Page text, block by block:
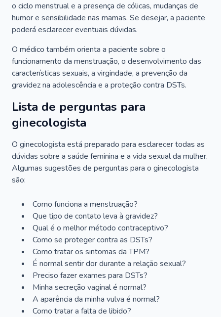
o ciclo menstrual e a presença de cólicas, mudanças de
humor e sensibilidade nas mamas. Se desejar, a paciente
poderá esclarecer eventuais dúvidas.
O médico também orienta a paciente sobre o
funcionamento da menstruação, o desenvolvimento das
características sexuais, a virgindade, a prevenção da
gravidez na adolescência e a proteção contra DSTs.
Lista de perguntas para
ginecologista
O ginecologista está preparado para esclarecer todas as
dúvidas sobre a saúde feminina e a vida sexual da mulher.
Algumas sugestões de perguntas para o ginecologista
são:
Como funciona a menstruação?
Que tipo de contato leva à gravidez?
Qual é o melhor método contraceptivo?
Como se proteger contra as DSTs?
Como tratar os sintomas da TPM?
É normal sentir dor durante a relação sexual?
Preciso fazer exames para DSTs?
Minha secreção vaginal é normal?
A aparência da minha vulva é normal?
Como tratar a falta de libido?